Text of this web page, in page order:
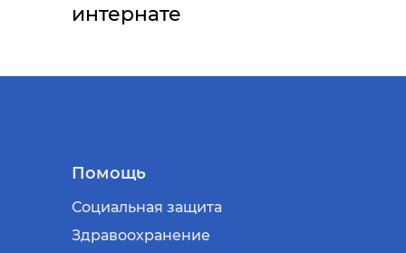
интернате
Помощь
Социальная защита
Здравоохранение